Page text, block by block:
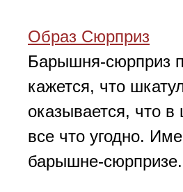
Образ Сюрприз
Барышня-сюрприз
кажется, что
оказывается, что
все что угодно.
барышне-